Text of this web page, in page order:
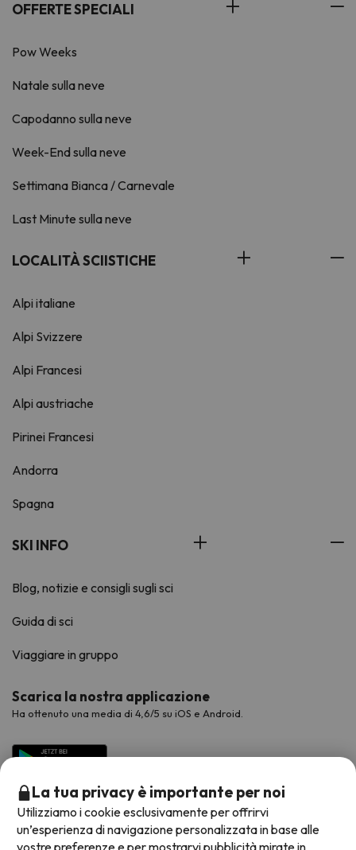
OFFERTE SPECIALI
Pow Weeks
Natale sulla neve
Capodanno sulla neve
Week-End sulla neve
Settimana Bianca / Carnevale
Last Minute sulla neve
LOCALITÀ SCIISTICHE
Alpi italiane
Alpi Svizzere
Alpi Francesi
Alpi austriache
Pirinei Francesi
Andorra
Spagna
SKI INFO
Blog, notizie e consigli sugli sci
Guida di sci
Viaggiare in gruppo
Scarica la nostra applicazione
Ha ottenuto una media di 4,6/5 su iOS e Android.
La tua privacy è importante per noi
Utilizziamo i cookie esclusivamente per offrirvi
un’esperienza di navigazione personalizzata in base alle
vostre preferenze e per mostrarvi pubblicità mirate in